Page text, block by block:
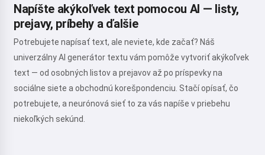
Napíšte akýkoľvek text pomocou AI — listy,
prejavy, príbehy a ďalšie
Potrebujete napísať text, ale neviete, kde začať? Náš
univerzálny AI generátor textu vám pomôže vytvoriť akýkoľvek
text — od osobných listov a prejavov až po príspevky na
sociálne siete a obchodnú korešpondenciu. Stačí opísať, čo
potrebujete, a neurónová sieť to za vás napíše v priebehu
niekoľkých sekúnd.